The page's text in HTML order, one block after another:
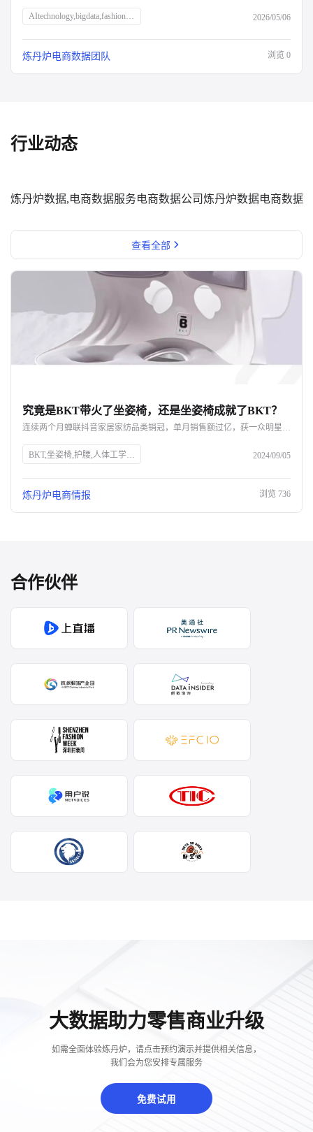
AItechnology,bigdata,fashionindustry,AIapplications,clothingdesign,marketanalysis,technologyinnovation,ZHIYITech,AIsolutions,data-drivendecisions,fashiontrends,retailtechnology,advancedanalytics,digitaltransformation,smartfashion 2026/05/06
炼丹炉电商数据团队 浏览 0
行业动态
炼丹炉数据,电商数据服务电商数据公司炼丹炉数据电商数据
查看全部
究竟是BKT带火了坐姿椅，还是坐姿椅成就了BKT？
连续两个月蝉联抖音家居家纺品类销冠，单月销售额过亿，获一众明星网红力挺，BKT如何凭借一款坐姿椅实现声量销量双开花？ 即便不断被质疑是“智商税”，好评率却依旧高达98%，成为打工人的新一代工位搭子，BKT坐姿椅爆单的背后，又命中了哪些网红密码？ 究竟是BKT带火了坐姿椅，还是坐姿椅成就了BKT呢？
BKT,坐姿椅,护腰,人体工学,抖音,家居家纺,销量,网红,品牌力,电商布局,直播带货,消费者需求 2024/09/05
炼丹炉电商情报 浏览 736
合作伙伴
大数据助力零售商业升级
如需全面体验炼丹炉，请点击预约演示并提供相关信息，
我们会为您安排专属服务
免费试用